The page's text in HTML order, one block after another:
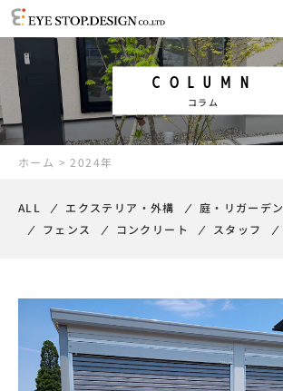
COLUMN
コラム
ホーム > 2024年
ALL エクステリア・外構 庭・リガーデン
フェンス
コンクリート スタッフ